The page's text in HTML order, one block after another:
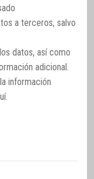
a terceros, salvo
datos, así como
adicional.
información
.